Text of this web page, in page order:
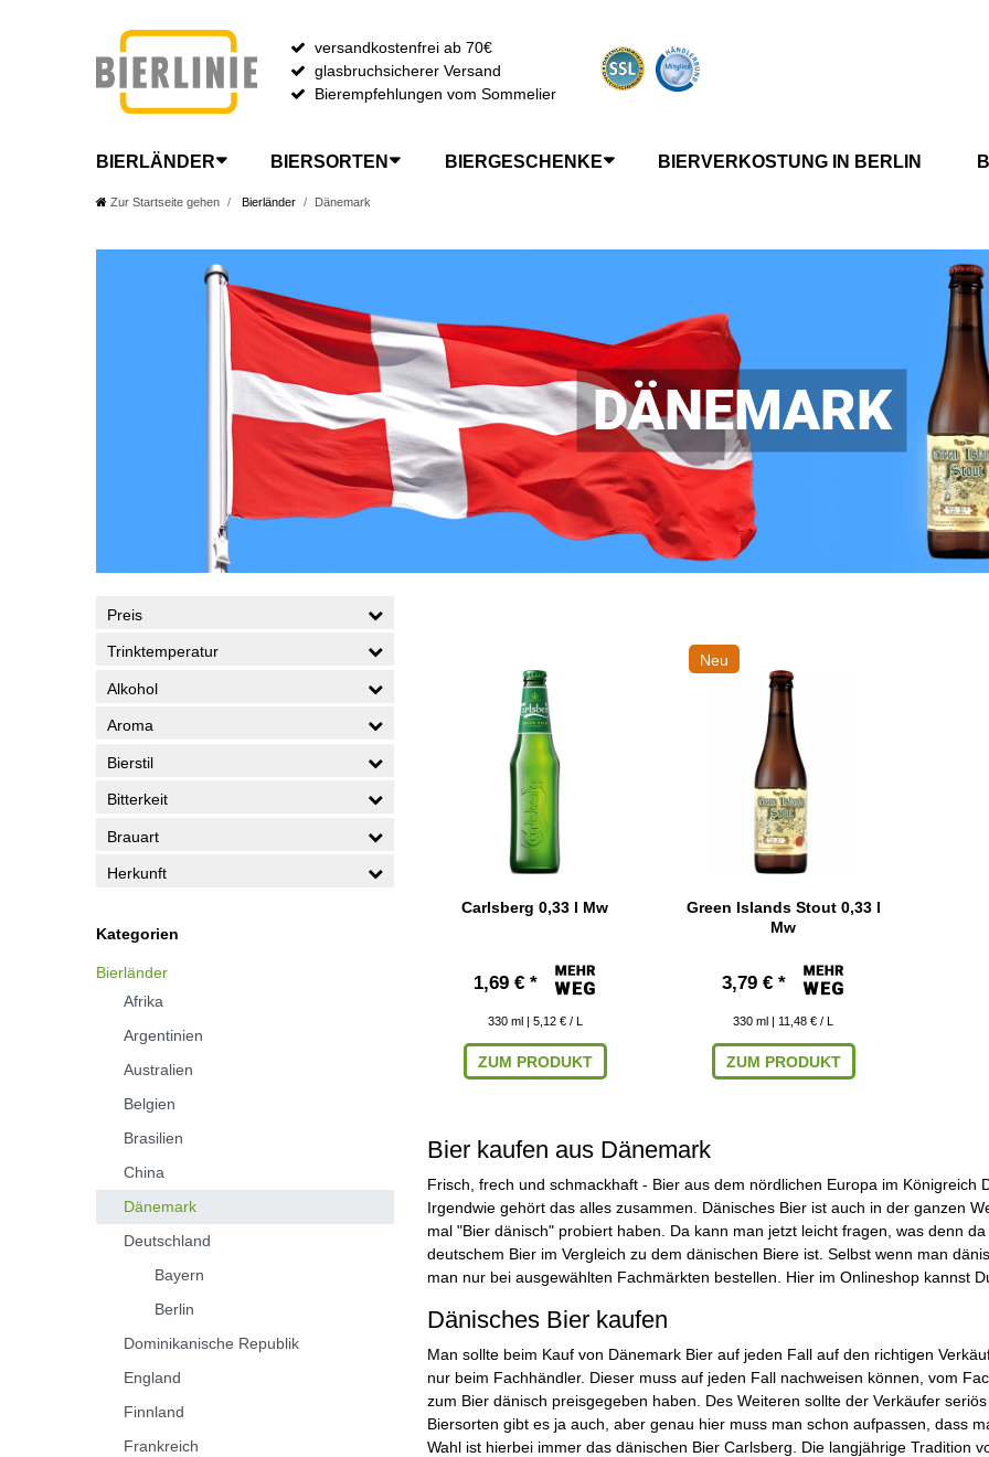
versandkostenfrei ab 70€
glasbruchsicherer Versand
Bierempfehlungen vom Sommelier
BIERLÄNDER BIERSORTEN BIERGESCHENKE BIERVERKOSTUNG IN BERLIN
Zur Startseite gehen Bierländer Dänemark
DÄNEMARK
Preis
Trinktemperatur
Alkohol
Aroma
Bierstil
Bitterkeit
Brauart
Herkunft
Kategorien
Bierländer
Afrika
Argentinien
Australien
Belgien
Brasilien
China
Dänemark
Deutschland
Bayern
Berlin
Dominikanische Republik
England
Finnland
Frankreich
Carlsberg 0,33 l Mw
1,69 € *
330 ml | 5,12 € / L
ZUM PRODUKT
Neu
Green Islands Stout 0,33 l
Mw
3,79 € *
330 ml | 11,48 € / L
ZUM PRODUKT
Bier kaufen aus Dänemark
Frisch, frech und schmackhaft - Bier aus dem nördlichen Europa im Königreich
Irgendwie gehört das alles zusammen. Dänisches Bier ist auch in der ganzen
mal "Bier dänisch" probiert haben. Da kann man jetzt leicht fragen, was denn
deutschem Bier im Vergleich zu dem dänischen Biere ist. Selbst wenn man
man nur bei ausgewählten Fachmärkten bestellen. Hier im Onlineshop kannst
Dänisches Bier kaufen
Man sollte beim Kauf von Dänemark Bier auf jeden Fall auf den richtigen
nur beim Fachhändler. Dieser muss auf jeden Fall nachweisen können, vom
zum Bier dänisch preisgegeben haben. Des Weiteren sollte der Verkäufer
Biersorten gibt es ja auch, aber genau hier muss man schon aufpassen, dass
Wahl ist hierbei immer das dänischen Bier Carlsberg. Die langjährige Tradition